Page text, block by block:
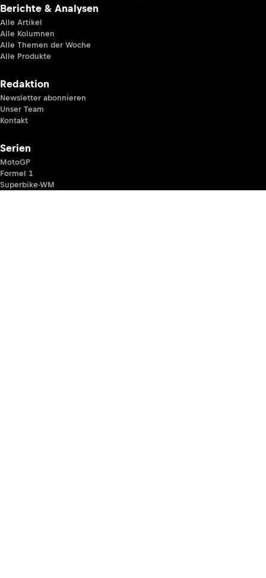
Berichte & Analysen
Alle Artikel
Alle Kolumnen
Alle Themen der Woche
Alle Produkte
Redaktion
Newsletter abonnieren
Unser Team
Kontakt
Serien
MotoGP
Formel 1
Superbike-WM